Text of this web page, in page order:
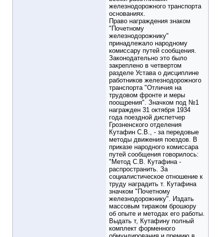
железнодорожного транспорта
основаниях.
Право награждения знаком
"Почетному
железнодорожнику"
принадлежало народному
комиссару путей сообщения.
Законодательно это было
закреплено в четвертом
разделе Устава о дисциплине
работников железнодорожного
транспорта "Отличия на
трудовом фронте и меры
поощрения". Значком под №1
награжден 31 октября 1934
года поездной диспетчер
Грозненского отделения
Кутафин С.В., - за передовые
методы движения поездов. В
приказе народного комиссара
путей сообщения говорилось:
"Метод С.В. Кутафина -
распространить. За
социалистическое отношение к
труду наградить т. Кутафина
значком "Почетному
железнодорожнику". Издать
массовым тиражом брошюру
об опыте и методах его работы.
Выдать т, Кутафину полный
комплект форменного